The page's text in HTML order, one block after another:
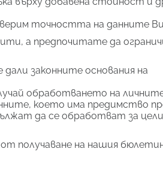
точността на данните
а предпочитате да
законните основания на
обработването на
което има предимство
да се обработват за
получаване на нашия